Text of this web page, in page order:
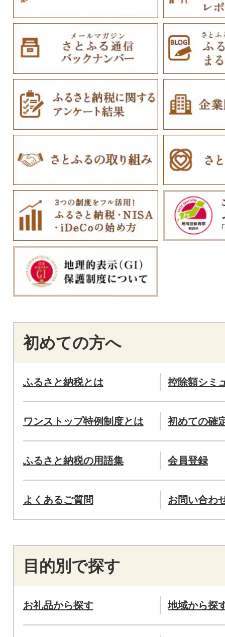
初めての方へ
ふるさと納税とは 控除額シミ
ワンストップ特例制度とは 初めての確
ふるさと納税の用語集 会員登録
よくあるご質問 お問い合わ
目的別で探す
お礼品から探す 地域から探